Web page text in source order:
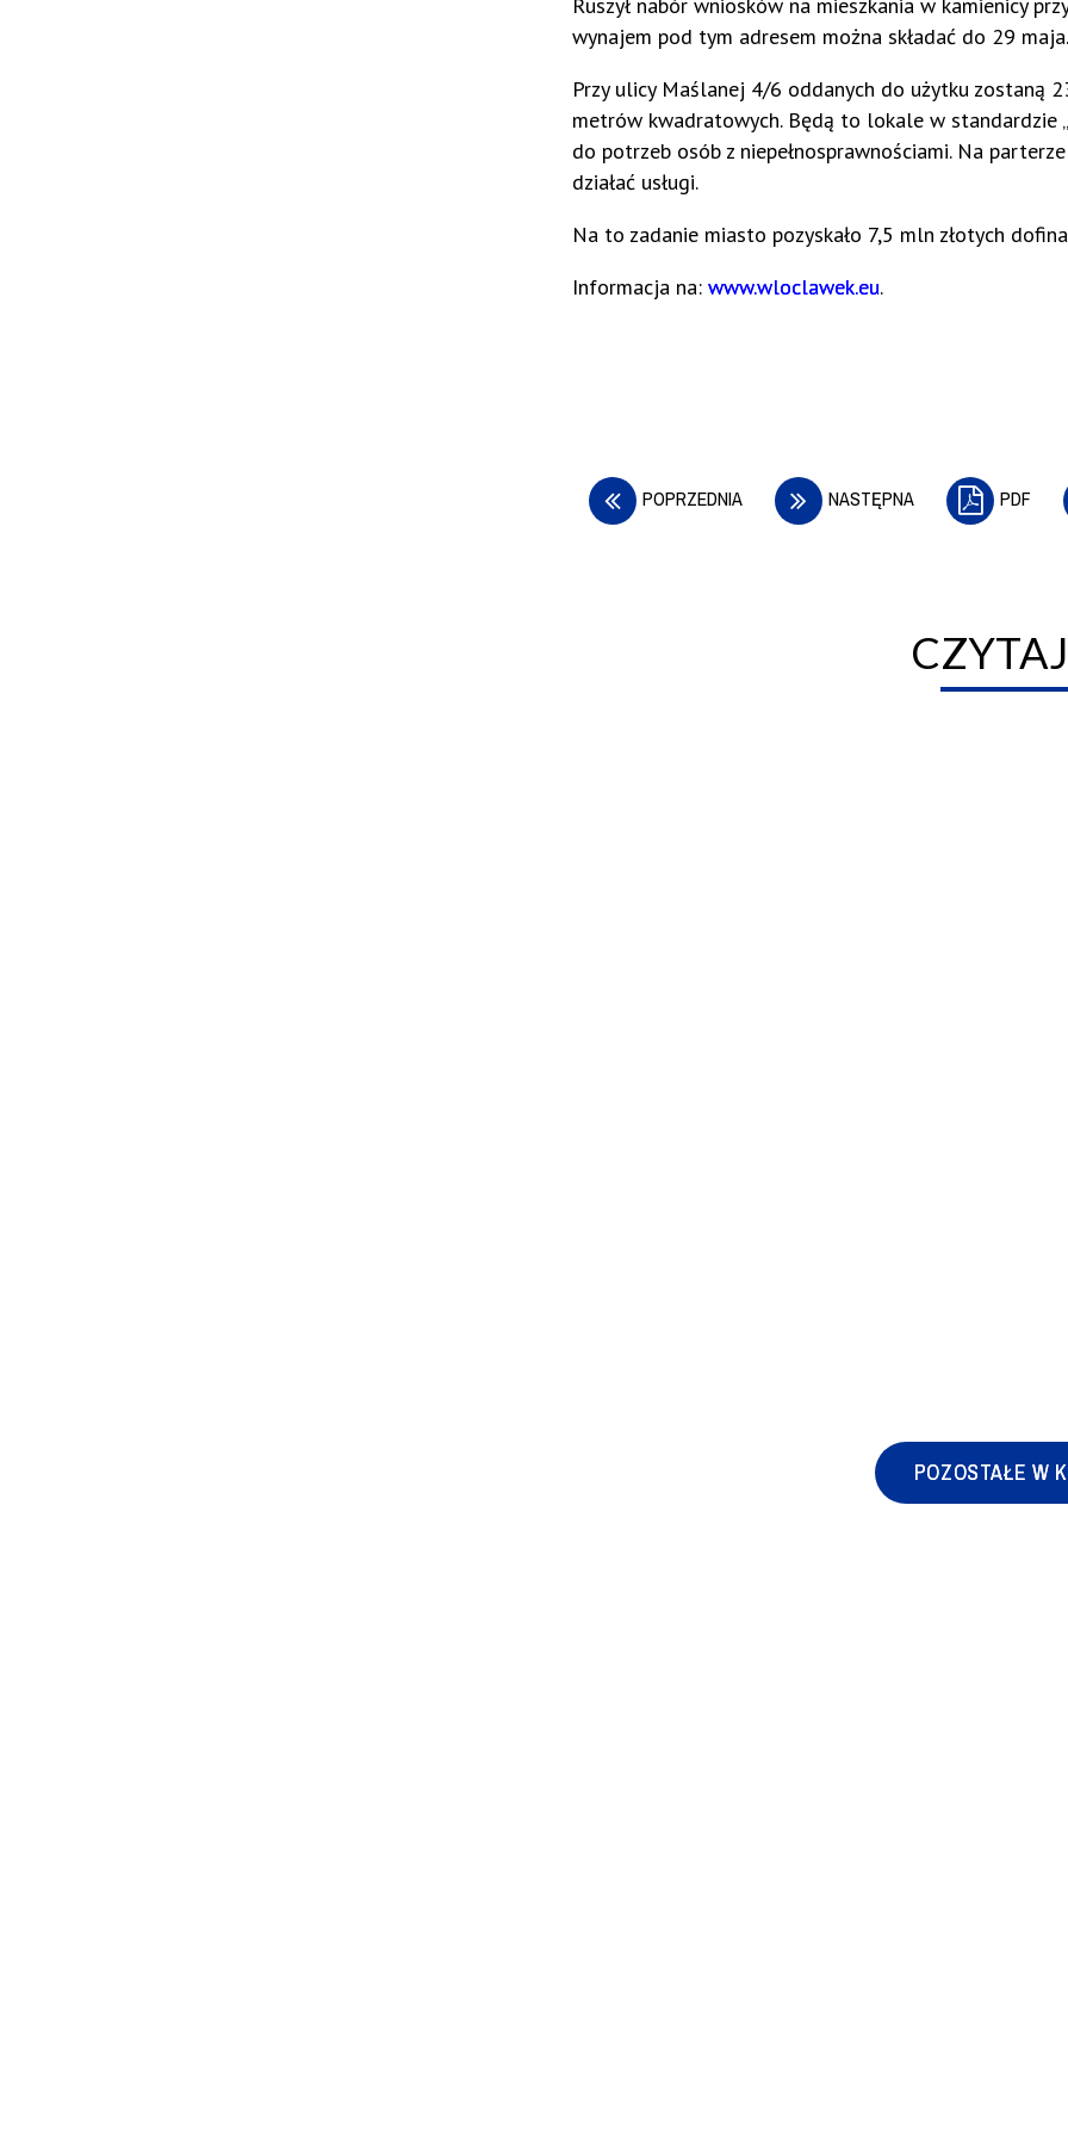
wynajem pod tym adresem można składać do 29 maja.
Przy ulicy Maślanej 4/6 oddanych do użytku zostaną
metrów kwadratowych. Będą to lokale w standardzie
do potrzeb osób z niepełnosprawnościami. Na
działać usługi.
Na to zadanie miasto pozyskało 7,5 mln złotych
Informacja na: www.wloclawek.eu.
POPRZEDNIA NASTĘPNA PDF
POZOSTAŁE W